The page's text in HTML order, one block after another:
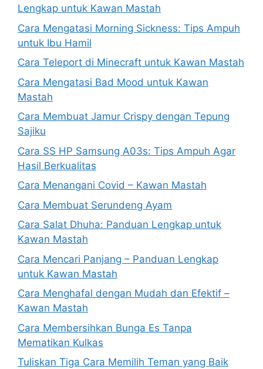
Lengkap untuk Kawan Mastah
Cara Mengatasi Morning Sickness: Tips Ampuh
untuk Ibu Hamil
Cara Teleport di Minecraft untuk Kawan Mastah
Cara Mengatasi Bad Mood untuk Kawan
Mastah
Cara Membuat Jamur Crispy dengan Tepung
Sajiku
Cara SS HP Samsung A03s: Tips Ampuh Agar
Hasil Berkualitas
Cara Menangani Covid – Kawan Mastah
Cara Membuat Serundeng Ayam
Cara Salat Dhuha: Panduan Lengkap untuk
Kawan Mastah
Cara Mencari Panjang – Panduan Lengkap
untuk Kawan Mastah
Cara Menghafal dengan Mudah dan Efektif –
Kawan Mastah
Cara Membersihkan Bunga Es Tanpa
Mematikan Kulkas
Tuliskan Tiga Cara Memilih Teman yang Baik